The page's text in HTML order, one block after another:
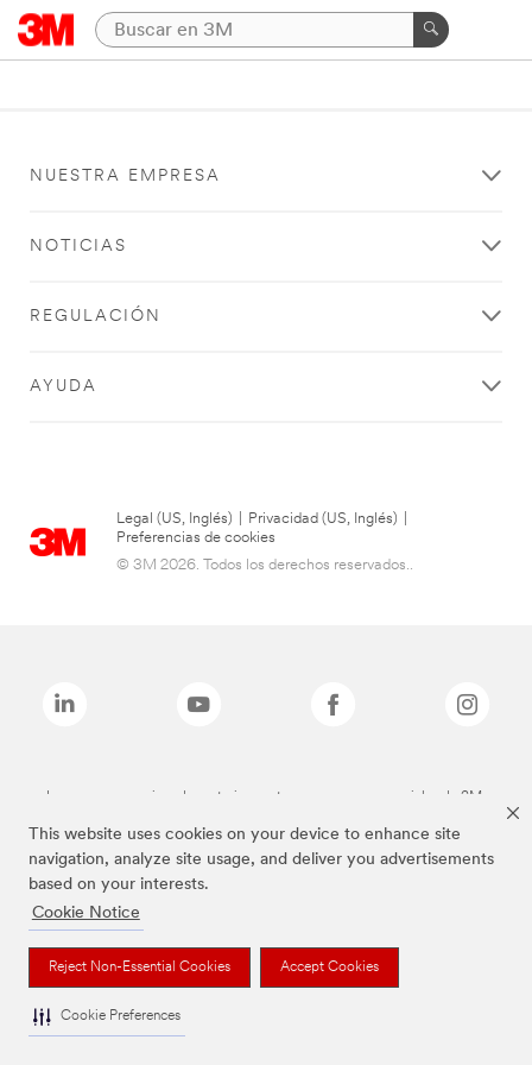
This website uses cookies on your device to enhance site
navigation, analyze site usage, and deliver you advertisements
based on your interests.
Cookie Notice
Reject Non-Essential Cookies Accept Cookies
Cookie Preferences
NUESTRA EMPRESA
NOTICIAS
REGULACIÓN
AYUDA
Legal (US, Inglés) Privacidad (US, Inglés)
Preferencias de cookies
© 3M 2026. Todos los derechos reservados..
Las marcas mencionadas anteriormente son marcas comerciales de 3M.